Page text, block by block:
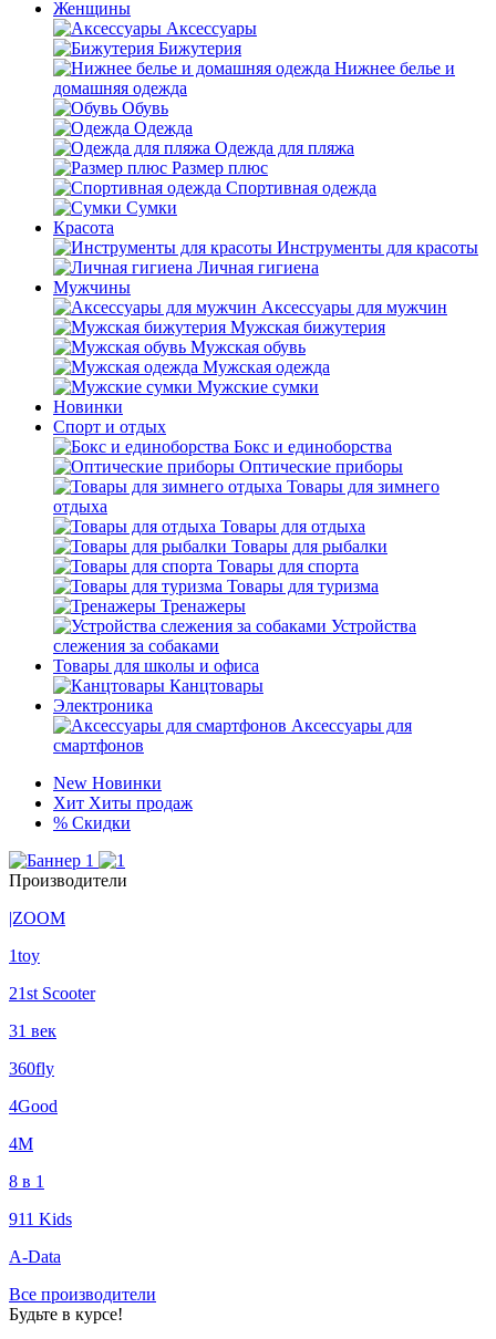
Женщины
Аксессуары
Бижутерия
Нижнее белье и
домашняя одежда
Обувь
Одежда
Одежда для пляжа
Размер плюс
Спортивная одежда
Сумки
Красота
Инструменты для красоты
Личная гигиена
Мужчины
Аксессуары для мужчин
Мужская бижутерия
Мужская обувь
Мужская одежда
Мужские сумки
Новинки
Спорт и отдых
Бокс и единоборства
Оптические приборы
Товары для зимнего
отдыха
Товары для отдыха
Товары для рыбалки
Товары для спорта
Товары для туризма
Тренажеры
Устройства
слежения за собаками
Товары для школы и офиса
Канцтовары
Электроника
Аксессуары для
смартфонов
New Новинки
Хит Хиты продаж
% Скидки
Производители
|ZOOM
1toy
21st Scooter
31 век
360fly
4Good
4М
8 в 1
911 Kids
A-Data
Все производители
Будьте в курсе!